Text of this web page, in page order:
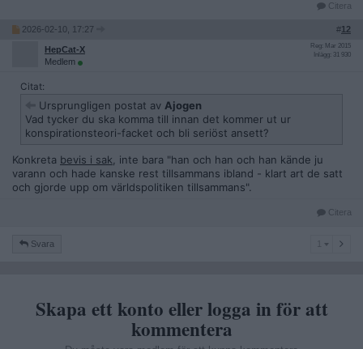
Citera
2026-02-10, 17:27 #12
HepCat-X
Medlem
Reg: Mar 2015
Inlägg: 31 930
Citat:
Ursprungligen postat av Ajogen
Vad tycker du ska komma till innan det kommer ut ur
konspirationsteori-facket och bli seriöst ansett?
Konkreta bevis i sak , inte bara "han och han och han kände ju
varann och hade kanske rest tillsammans ibland - klart art de satt
och gjorde upp om världspolitiken tillsammans".
Citera
Svara
Skapa ett konto eller logga in för att
kommentera